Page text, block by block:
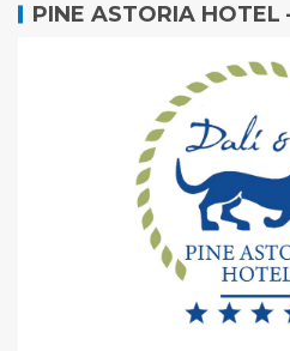
PINE ASTORIA HOTEL